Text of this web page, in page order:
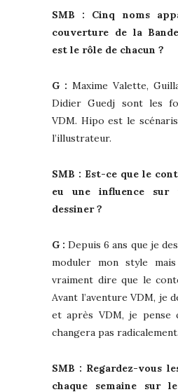
SMB : Cinq noms
couverture de la
est le rôle de chacun ?
G : Maxime Valette,
Didier Guedj sont les
VDM. Hipo est le
l’illustrateur.
SMB : Est-ce que le
eu une influence sur
dessiner ?
G : Depuis 6 ans que je
moduler mon style
vraiment dire que le
Avant l’aventure VDM, je
et après VDM, je pense
changera pas radicalement.
SMB : Regardez-vous
chaque semaine sur